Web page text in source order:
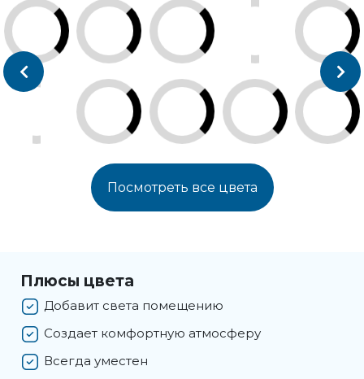
Посмотреть все цвета
Плюсы цвета
Добавит света помещению
Создает комфортную атмосферу
Всегда уместен